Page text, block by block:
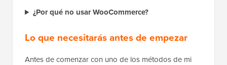
¿Por qué no usar WooCommerce?
Lo que necesitarás antes de empezar
Antes de comenzar con uno de los métodos de mi